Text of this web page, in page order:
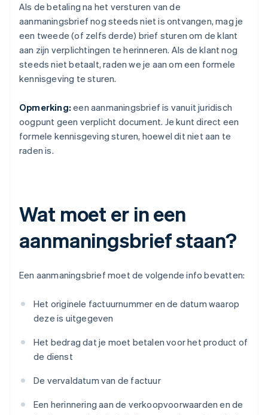
Als de betaling na het versturen van de
aanmaningsbrief nog steeds niet is ontvangen, mag je
een tweede (of zelfs derde) brief sturen om de klant
aan zijn verplichtingen te herinneren. Als de klant nog
steeds niet betaalt, raden we je aan om een formele
kennisgeving te sturen.
Opmerking: een aanmaningsbrief is vanuit juridisch
oogpunt geen verplicht document. Je kunt direct een
formele kennisgeving sturen, hoewel dit niet aan te
raden is.
Wat moet er in een
aanmaningsbrief staan?
Een aanmaningsbrief moet de volgende info bevatten:
Het originele factuurnummer en de datum waarop
deze is uitgegeven
Het bedrag dat je moet betalen voor het product of
de dienst
De vervaldatum van de factuur
Een herinnering aan de verkoopvoorwaarden en de